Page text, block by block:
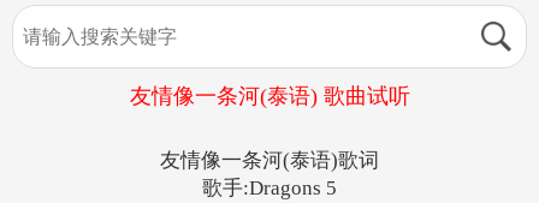
友情像一条河(泰语) 歌曲试听
友情像一条河(泰语)歌词
歌手:Dragons 5